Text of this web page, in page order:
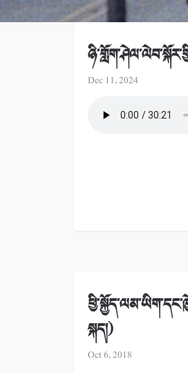
Dec 11, 2024
སྐད།)
Oct 6, 2018